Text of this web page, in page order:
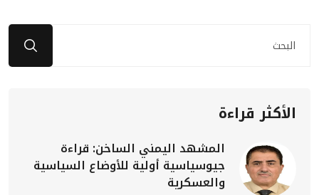
الأكثر قراءة
المشهد اليمني الساخن: قراءة
جيوسياسية أولية للأوضاع السياسية
والعسكرية